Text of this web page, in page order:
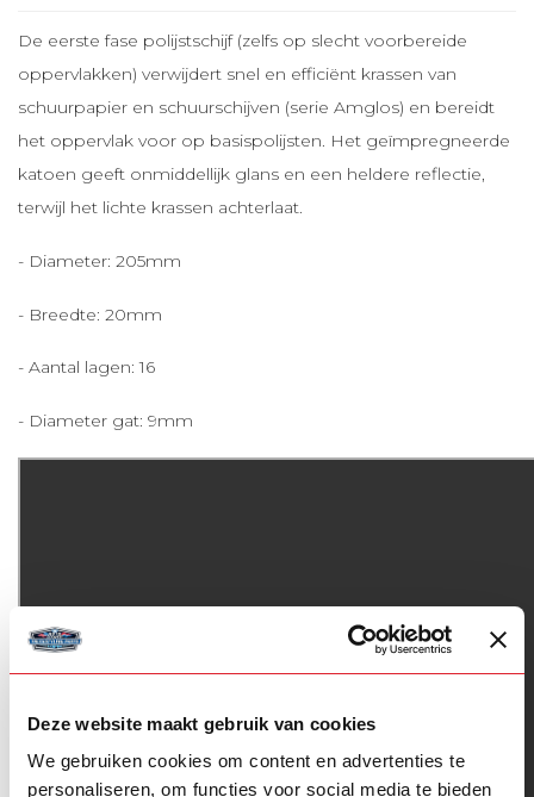
Deze website maakt gebruik van cookies
We gebruiken cookies om content en advertenties te
personaliseren, om functies voor social media te bieden
De eerste fase polijstschijf (zelfs op slecht voorbereide
oppervlakken) verwijdert snel en efficiënt krassen van
schuurpapier en schuurschijven (serie Amglos) en bereidt
het oppervlak voor op basispolijsten. Het geïmpregneerde
katoen geeft onmiddellijk glans en een heldere reflectie,
terwijl het lichte krassen achterlaat.
- Diameter: 205mm
- Breedte: 20mm
- Aantal lagen: 16
- Diameter gat: 9mm